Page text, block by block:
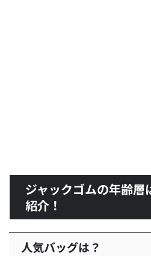
ジャックゴムの年齢層
紹介！
人気バッグは？